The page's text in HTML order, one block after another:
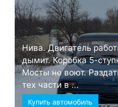
Нива. Двигатель
дымит. Коробка 5-
Мосты не воют.
тех части в ...
Купить автомобиль